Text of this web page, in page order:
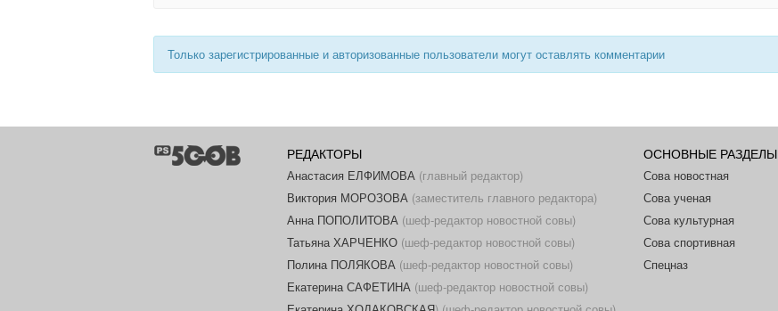
Только зарегистрированные и авторизованные пользователи могут оставлять комментарии
РЕДАКТОРЫ
Анастасия ЕЛФИМОВА (главный редактор)
Виктория МОРОЗОВА (заместитель главного редактора)
Анна ПОПОЛИТОВА (шеф-редактор новостной совы)
Татьяна ХАРЧЕНКО (шеф-редактор новостной совы)
Полина ПОЛЯКОВА (шеф-редактор новостной совы)
Екатерина САФЕТИНА (шеф-редактор новостной совы)
ОСНОВНЫЕ РАЗДЕЛЫ
Сова новостная
Сова ученая
Сова культурная
Сова спортивная
Спецназ